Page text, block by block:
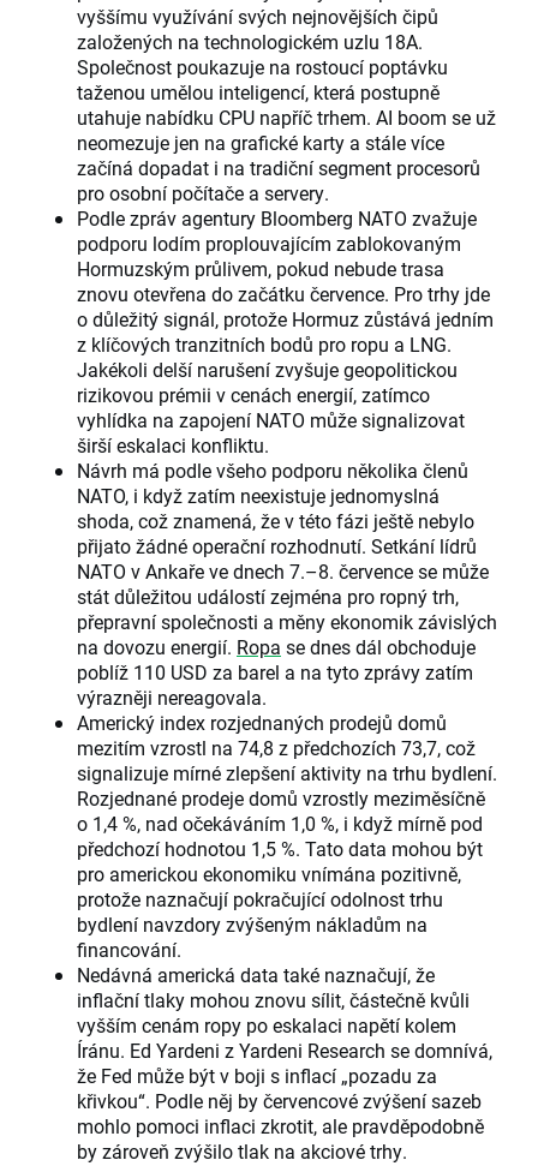
vyššímu využívání svých nejnovějších čipů
založených na technologickém uzlu 18A.
Společnost poukazuje na rostoucí poptávku
taženou umělou inteligencí, která postupně
utahuje nabídku CPU napříč trhem. AI boom se už
neomezuje jen na grafické karty a stále více
začíná dopadat i na tradiční segment procesorů
pro osobní počítače a servery.
Podle zpráv agentury Bloomberg NATO zvažuje
podporu lodím proplouvajícím zablokovaným
Hormuzským průlivem, pokud nebude trasa
znovu otevřena do začátku července. Pro trhy jde
o důležitý signál, protože Hormuz zůstává jedním
z klíčových tranzitních bodů pro ropu a LNG.
Jakékoli delší narušení zvyšuje geopolitickou
rizikovou prémii v cenách energií, zatímco
vyhlídka na zapojení NATO může signalizovat
širší eskalaci konfliktu.
Návrh má podle všeho podporu několika členů
NATO, i když zatím neexistuje jednomyslná
shoda, což znamená, že v této fázi ještě nebylo
přijato žádné operační rozhodnutí. Setkání lídrů
NATO v Ankaře ve dnech 7.–8. července se může
stát důležitou událostí zejména pro ropný trh,
přepravní společnosti a měny ekonomik závislých
na dovozu energií. Ropa se dnes dál obchoduje
poblíž 110 USD za barel a na tyto zprávy zatím
výrazněji nereagovala.
Americký index rozjednaných prodejů domů
mezitím vzrostl na 74,8 z předchozích 73,7, což
signalizuje mírné zlepšení aktivity na trhu bydlení.
Rozjednané prodeje domů vzrostly meziměsíčně
o 1,4 %, nad očekáváním 1,0 %, i když mírně pod
předchozí hodnotou 1,5 %. Tato data mohou být
pro americkou ekonomiku vnímána pozitivně,
protože naznačují pokračující odolnost trhu
bydlení navzdory zvýšeným nákladům na
financování.
Nedávná americká data také naznačují, že
inflační tlaky mohou znovu sílit, částečně kvůli
vyšším cenám ropy po eskalaci napětí kolem
Íránu. Ed Yardeni z Yardeni Research se domnívá,
že Fed může být v boji s inflací „pozadu za
křivkou“. Podle něj by červencové zvýšení sazeb
mohlo pomoci inflaci zkrotit, ale pravděpodobně
by zároveň zvýšilo tlak na akciové trhy.